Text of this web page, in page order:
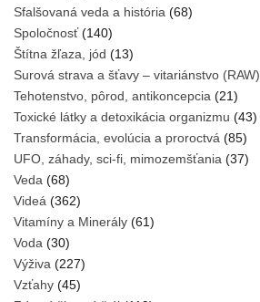
Sfalšovaná veda a história (68)
Spoločnosť(140)
Štítna žľaza, jód (13)
Surová strava a šťavy – vitariánstvo (RAW)
Tehotenstvo, pôrod, antikoncepcia (21)
Toxické látky a detoxikácia organizmu (43)
Transformácia, evolúcia a proroctvá (85)
UFO, záhady, sci-fi, mimozemšťania (37)
Veda (68)
Videá (362)
Vitamíny a Minerály (61)
Voda (30)
Výživa (227)
Vzťahy (45)